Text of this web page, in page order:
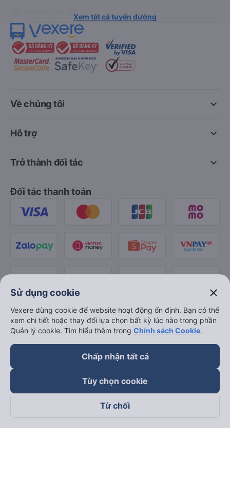
Xem tất cả tuyến đường
keyboard_arrow_down
Về chúng tôi
keyboard_arrow_down
Hỗ trợ
keyboard_arrow_down
Trở thành đối tác
Đối tác thanh toán
Theo dõi chúng tôi trên
Sử dụng cookie close
Vexere dùng cookie để website hoạt động ổn định. Bạn có thể
xem chi tiết hoặc thay đổi lựa chọn bất kỳ lúc nào trong phần
Quản lý cookie. Tìm hiểu thêm trong Chính sách Cookie.
Chấp nhận tất cả
Tùy chọn cookie
Từ chối